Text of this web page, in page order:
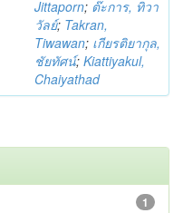
Jittaporn; ต๊ะการ, ทิวา
วัลย์; Takran,
Tiwawan; เกียรติยากุล,
ชัยทัศน์; Kiattiyakul,
Chaiyathad
1